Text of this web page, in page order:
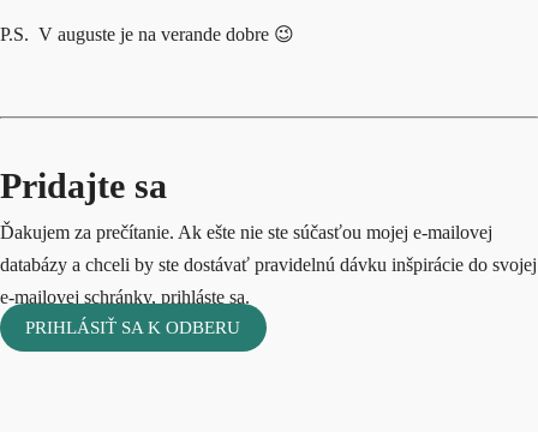
P.S. V auguste je na verande dobre 😉
Pridajte sa
Ďakujem za prečítanie. Ak ešte nie ste súčasťou mojej e-mailovej
databázy a chceli by ste dostávať pravidelnú dávku inšpirácie do svojej
e-mailovej schránky, prihláste sa.
PRIHLÁSIŤ SA K ODBERU